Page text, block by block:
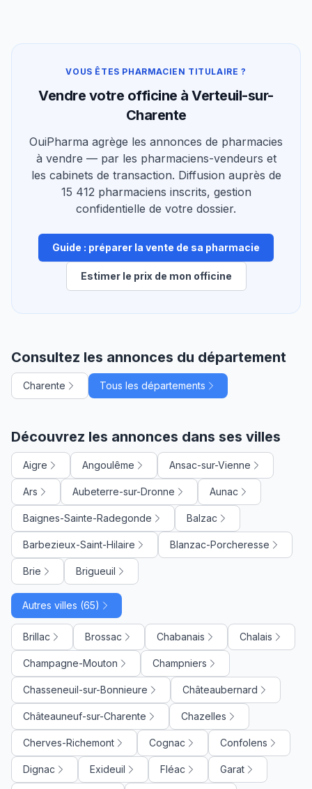
VOUS ÊTES PHARMACIEN TITULAIRE ?
Vendre votre officine à Verteuil-sur-
Charente
OuiPharma agrège les annonces de pharmacies
à vendre — par les pharmaciens-vendeurs et
les cabinets de transaction. Diffusion auprès de
15 412 pharmaciens inscrits, gestion
confidentielle de votre dossier.
Guide : préparer la vente de sa pharmacie
Estimer le prix de mon officine
Consultez les annonces du département
Charente Tous les départements
Découvrez les annonces dans ses villes
Aigre Angoulême Ansac-sur-Vienne
Ars Aubeterre-sur-Dronne Aunac
Baignes-Sainte-Radegonde Balzac
Barbezieux-Saint-Hilaire Blanzac-Porcheresse
Brie Brigueuil
Autres villes (65)
Brillac Brossac Chabanais Chalais
Champagne-Mouton Champniers
Chasseneuil-sur-Bonnieure Châteaubernard
Châteauneuf-sur-Charente Chazelles
Cherves-Richemont Cognac Confolens
Dignac Exideuil Fléac Garat